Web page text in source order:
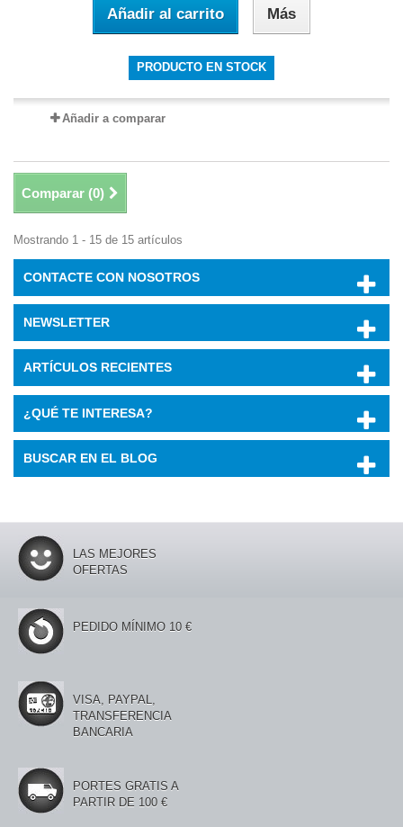
Añadir al carrito Más
PRODUCTO EN STOCK
Añadir a comparar
Comparar (0)
Mostrando 1 - 15 de 15 artículos
CONTACTE CON NOSOTROS
NEWSLETTER
ARTÍCULOS RECIENTES
¿QUÉ TE INTERESA?
BUSCAR EN EL BLOG
LAS MEJORES
OFERTAS
PEDIDO MÍNIMO 10 €
VISA, PAYPAL,
TRANSFERENCIA
BANCARIA
PORTES GRATIS A
PARTIR DE 100 €